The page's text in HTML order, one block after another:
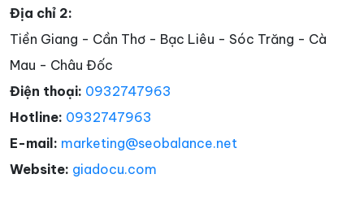
Địa chỉ 2:
Tiền Giang - Cần Thơ - Bạc Liêu - Sóc Trăng - Cà
Mau - Châu Đốc
Điện thoại: 0932747963
Hotline: 0932747963
E-mail: marketing@seobalance.net
Website: giadocu.com